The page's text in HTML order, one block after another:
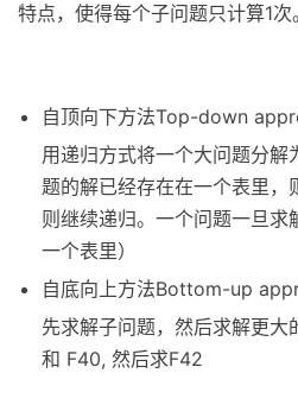
特点，使得每个子问题只计算1次
自顶向下方法Top-down
用递归方式将一个大问题分解
题的解已经存在在一个表里，
则继续递归。一个问题一旦求
一个表里）
自底向上方法Bottom-up
先求解子问题，然后求解更大
和 F40, 然后求F42